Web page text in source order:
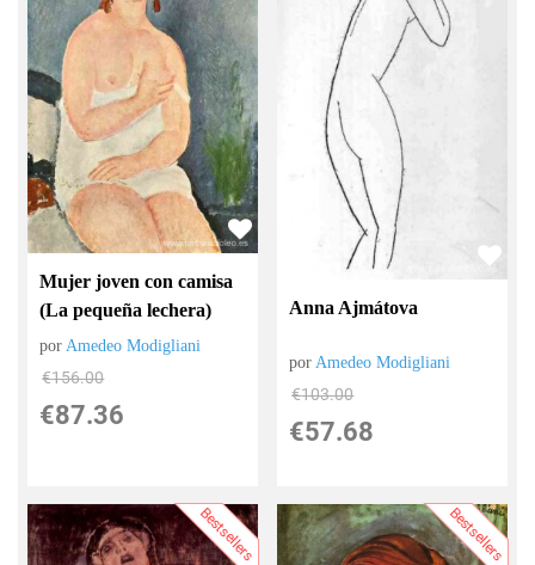
Mujer joven con camisa
(La pequeña lechera)
por Amedeo Modigliani
€156.00
€87.36
Anna Ajmátova
por Amedeo Modigliani
€103.00
€57.68
Bestsellers Bestsellers